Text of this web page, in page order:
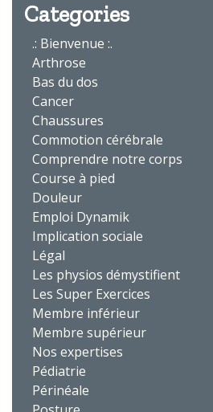
Categories
.: Bienvenue :.
Arthrose
Bas du dos
Cancer
Chaussures
Commotion cérébrale
Comprendre notre corps
Course à pied
Douleur
Emploi Dynamik
Implication sociale
Légal
Les physios démystifient
Les Super Exercices
Membre inférieur
Membre supérieur
Nos expertises
Pédiatrie
Périnéale